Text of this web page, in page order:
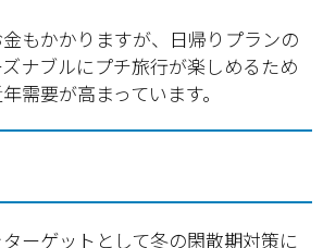
もかかりますが、日帰りプランの
ナブルにプチ旅行が楽しめるため
需要が高まっています。
ーゲットとして冬の閑散期対策に